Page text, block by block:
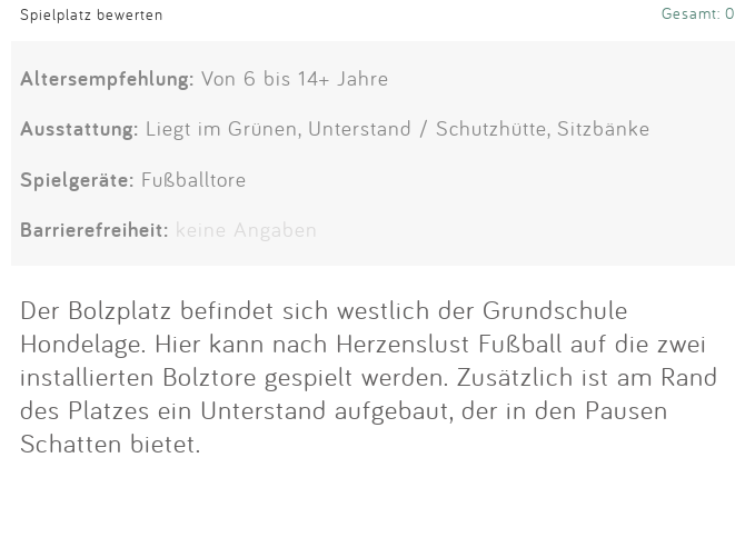
Spielplatz bewerten Gesamt: 0
Altersempfehlung: Von 6 bis 14+ Jahre
Ausstattung: Liegt im Grünen, Unterstand / Schutzhütte, Sitzbänke
Spielgeräte: Fußballtore
Barrierefreiheit: keine Angaben
Der Bolzplatz befindet sich westlich der Grundschule
Hondelage. Hier kann nach Herzenslust Fußball auf die zwei
installierten Bolztore gespielt werden. Zusätzlich ist am Rand
des Platzes ein Unterstand aufgebaut, der in den Pausen
Schatten bietet.